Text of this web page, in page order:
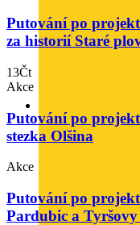
Putování po
za historií Staré
13Čt
Akce
Putování po
stezka Olšina
Akce
Putování po
Pardubic a Tyršovy